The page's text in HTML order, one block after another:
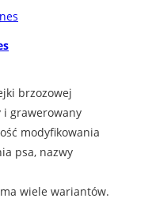
brzozowej
i grawerowany
modyfikowania
psa, nazwy
wiele wariantów.